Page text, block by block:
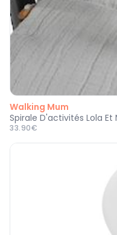
Walking Mum
Spirale D'activités Lola Et
33.90€